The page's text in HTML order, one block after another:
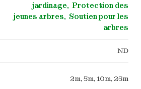
jardinage
Protection des
jeunes arbres
Soutien pour les
arbres
ND
2m, 5m, 10m, 25m